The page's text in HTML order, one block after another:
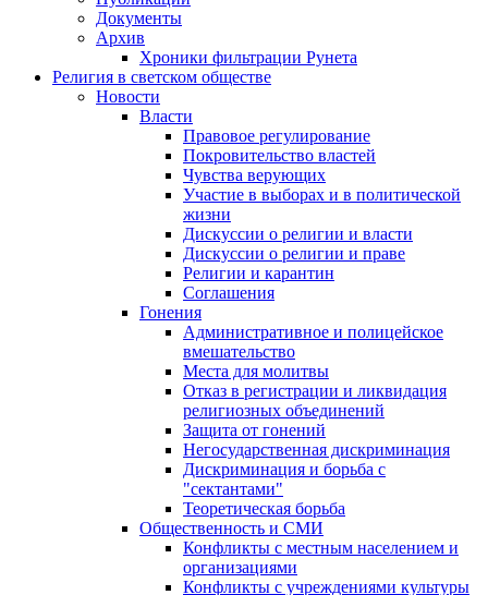
Документы
Архив
Хроники фильтрации Рунета
Религия в светском обществе
Новости
Власти
Правовое регулирование
Покровительство властей
Чувства верующих
Участие в выборах и в политической
жизни
Дискуссии о религии и власти
Дискуссии о религии и праве
Религии и карантин
Соглашения
Гонения
Административное и полицейское
вмешательство
Места для молитвы
Отказ в регистрации и ликвидация
религиозных объединений
Защита от гонений
Негосударственная дискриминация
Дискриминация и борьба с
"сектантами"
Теоретическая борьба
Общественность и СМИ
Конфликты с местным населением и
организациями
Конфликты с учреждениями культуры